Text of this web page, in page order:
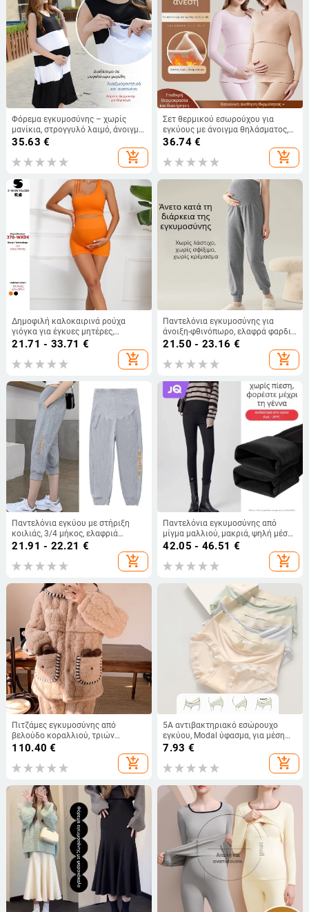
Φόρεμα εγκυμοσύνης – χωρίς
μανίκια, στρογγυλό λαιμό, άνοιγμα
γαλουχίας, ύφασμα Modal 90–95%
35.63 €
add_shopping_cart
Σετ θερμικού εσωρούχου για
εγκύους με άνοιγμα θηλάσματος,
κασμίρι ύφασμα με μίγμα
πολυεστέρα-βισκόζη, μπλούζα με
μακριά μανίκια και παντελόνες με
36.74€
add_shopping_cart
Δημοφιλή καλοκαιρινά ρούχα
γιόγκα για έγκυες μητέρες,
αθλητικά σορτς που απορροφούν
την υγρασία και στεγνώνουν
γρήγορα, σετ δύο τεμαχίων για να
εγκυμοσύνης και την εγκυμοσύνη,
κοστούμι εγκυμοσύνης για
γυναίκες
21.71 - 33.71 €
add_shopping_cart
Παντελόνια εγκυμοσύνης για
άνοιξη-φθινόπωρο, ελαφρά φαρδιά
στην κοιλιά, παντελόνια ύπνου που
μπορούν να φορεθούν και εκτός
σπιτιού, σε μεγάλο μέγεθος για
21.50 - 23.16 €
add_shopping_cart
Παντελόνια εγκύου με στήριξη
κοιλιάς, 3/4 μήκος, ελαφριά
βαμβακερή σύνθεση, για άνοιξη-
καλοκαίρι, σε μεγάλο μέγεθος
21.91 - 22.21 €
add_shopping_cart
Παντελόνια εγκυμοσύνης από
μίγμα μαλλιού, μακριά, ψηλή μέση,
στήριξη κοιλιάς, επενδυμένα με
42.05 - 46.51 €
add_shopping_cart
Πιτζάμες εγκυμοσύνης από
βελούδο κοραλλιού, τριών
στρώσεων, με quilt, για χειμώνα,
ζεστές για κύηση και θηλασμό
110.40 €
add_shopping_cart
5A αντιβακτηριακό εσώρουχο
εγκύου, Modal ύφασμα, για μέση
έως όψιμη εγκυμοσύνη, βαμβακός
καβάλος, μεσαία μέση, σχήματος V
7.93 €
add_shopping_cart